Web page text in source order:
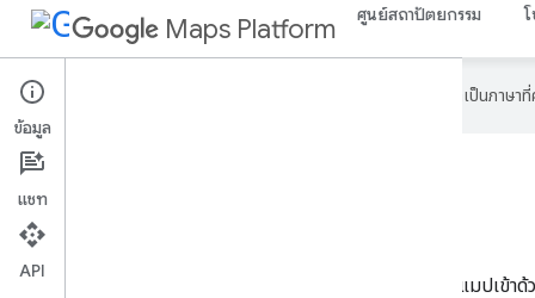
Maps Platform ศูนย์สถาปัตยกรรม
Google ใช้เทคโนโลยี AI เพื่อแปลเนื้อหาเป็นภา
การเล่าเรื่อง 3 มิติ
โซลูชันการเล่าเรื่องแบบ 3 มิติเชื่อมโยงการเล่าเรื่องและการแมปเข้
ข้อมูล
แชท
API